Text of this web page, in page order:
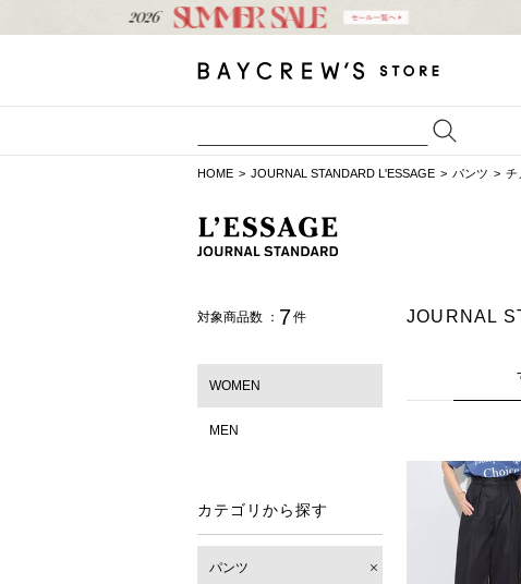
HOME JOURNAL STANDARD L'ESSAGE パンツ チ
対象商品数 ： 7件
WOMEN
MEN
カテゴリから探す
パンツ
JOURNAL